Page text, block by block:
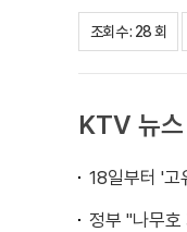
조회수 : 28 회
KTV 뉴스
18일부터 '고
정부 "나무호